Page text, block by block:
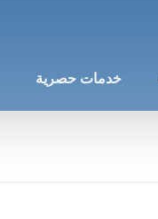
خدمات حصرية